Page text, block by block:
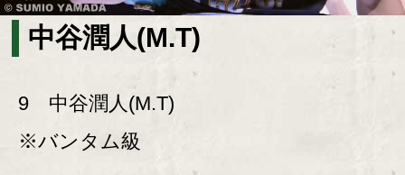
中谷潤人(M.T)
9 中谷潤人(M.T)
※バンタム級